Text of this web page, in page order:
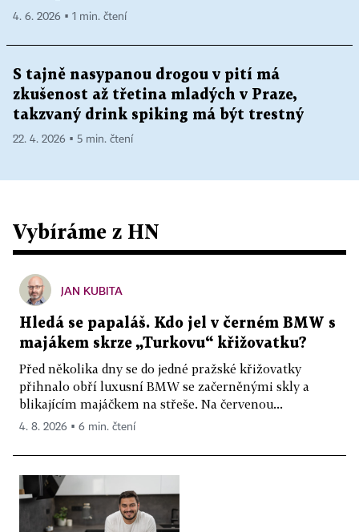
4. 6. 2026 ▪ 1 min. čtení
S tajně nasypanou drogou v pití má
zkušenost až třetina mladých v Praze,
takzvaný drink spiking má být trestný
22. 4. 2026 ▪ 5 min. čtení
Vybíráme z HN
JAN KUBITA
Hledá se papaláš. Kdo jel v černém BMW s
majákem skrze „Turkovu“ křižovatku?
Před několika dny se do jedné pražské křižovatky
přihnalo obří luxusní BMW se začerněnými skly a
blikajícím majáčkem na střeše. Na červenou...
4. 8. 2026 ▪ 6 min. čtení